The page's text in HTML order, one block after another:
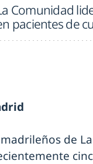
Comunidad
pacientes de
de